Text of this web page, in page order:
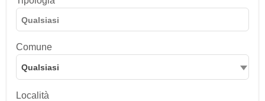
Comune
Qualsiasi
Località